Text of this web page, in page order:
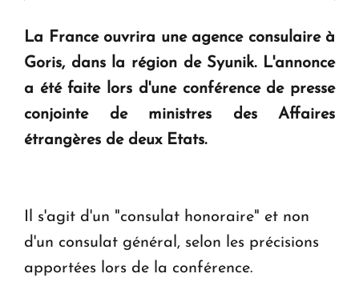
KASA : 30 ans d'audace, de résilience et d'avenir
en Arménie
Le premier hôtel Hyatt Regency d'Arménie
ouvrira ses portes à Dilijan
La France ouvrira une agence consulaire à
Goris, dans la région de Syunik. L'annonce
a été faite lors d'une conférence de presse
conjointe de ministres des Affaires
étrangères de deux Etats.
Il s'agit d'un "consulat honoraire" et non
d'un consulat général, selon les précisions
apportées lors de la conférence.